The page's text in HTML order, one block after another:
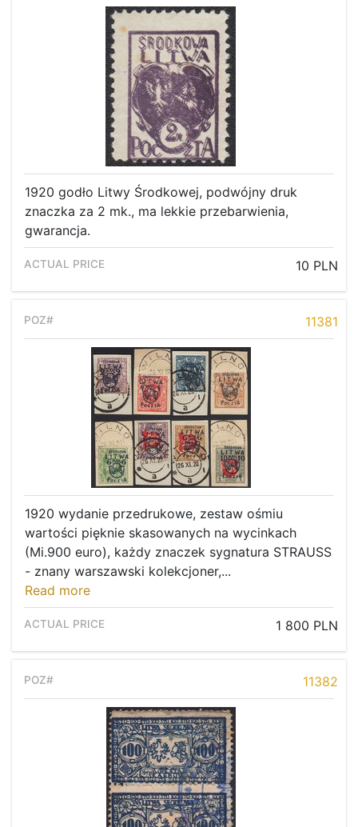
1920 godło Litwy Środkowej, podwójny druk
znaczka za 2 mk., ma lekkie przebarwienia,
gwarancja.
10 PLN
11381
1920 wydanie przedrukowe, zestaw ośmiu
wartości pięknie skasowanych na wycinkach
(Mi.900 euro), każdy znaczek sygnatura STRAUSS
- znany warszawski kolekcjoner,...
Read more
1 800 PLN
11382